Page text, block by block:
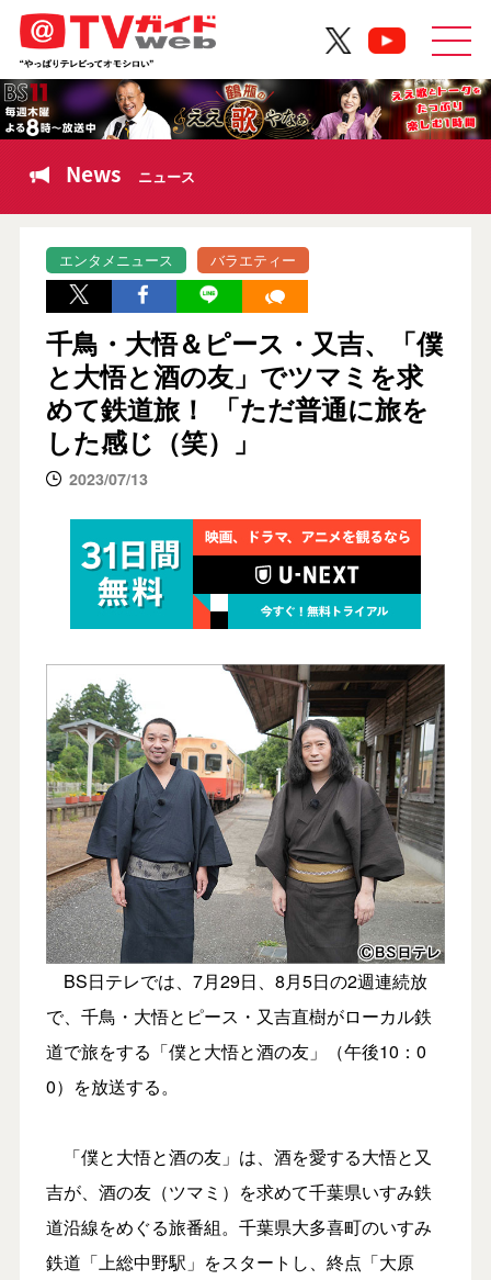
News ニュース
エンタメニュース バラエティー
千鳥・大悟＆ピース・又吉、「僕
と大悟と酒の友」でツマミを求
めて鉄道旅！ 「ただ普通に旅を
した感じ（笑）」
2023/07/13
BS日テレでは、7月29日、8月5日の2週連続放
で、千鳥・大悟とピース・又吉直樹がローカル鉄
道で旅をする「僕と大悟と酒の友」（午後10：0
0）を放送する。
「僕と大悟と酒の友」は、酒を愛する大悟と又
吉が、酒の友（ツマミ）を求めて千葉県いすみ鉄
道沿線をめぐる旅番組。千葉県大多喜町のいすみ
鉄道「上総中野駅」をスタートし、終点「大原